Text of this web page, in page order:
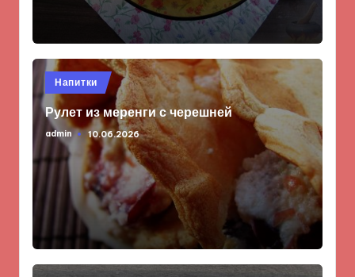
Опубликовано
в
Напитки
Рулет из меренги с черешней
Запись
admin 10.06.2026